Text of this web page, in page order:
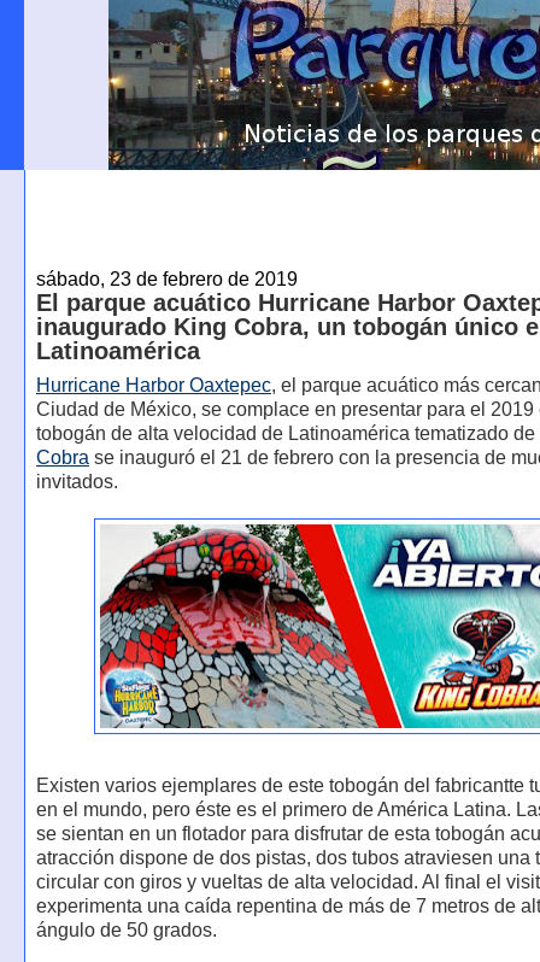
sábado, 23 de febrero de 2019
El parque acuático Hurricane Harbor
inaugurado King Cobra, un tobogán único
Latinoamérica
Hurricane Harbor Oaxtepec, el parque acuático más
Ciudad de México, se complace en presentar para el 2019
tobogán de alta velocidad de Latinoamérica tematizado
Cobra se inauguró el 21 de febrero con la presencia de
invitados.
Existen varios ejemplares de este tobogán del fabricantte
en el mundo, pero éste es el primero de América Latina.
se sientan en un flotador para disfrutar de esta tobogán
atracción dispone de dos pistas, dos tubos atraviesen una
circular con giros y vueltas de alta velocidad. Al final el
experimenta una caída repentina de más de 7 metros de
ángulo de 50 grados.